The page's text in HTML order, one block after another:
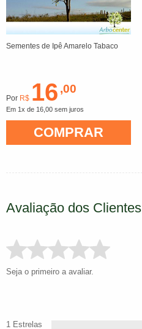
Sementes de Ipê Amarelo Tabaco
Por R$ 16 ,00
Em 1x de 16,00 sem juros
COMPRAR
Avaliação dos Clientes
Seja o primeiro a avaliar.
1 Estrelas